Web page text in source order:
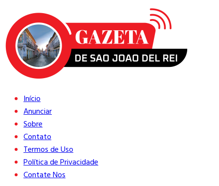
Início
Anunciar
Sobre
Contato
Termos de Uso
Política de Privacidade
Contate Nos